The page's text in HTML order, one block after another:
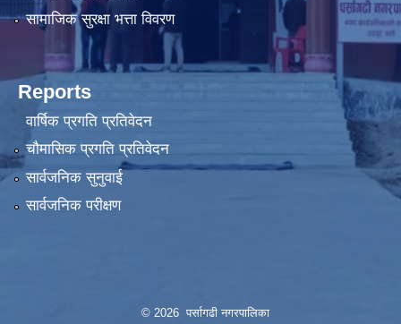
सामाजिक सुरक्षा भत्ता विवरण
Reports
वार्षिक प्रगति प्रतिवेदन
चौमासिक प्रगति प्रतिवेदन
सार्वजनिक सुनुवाई
सार्वजनिक परीक्षण
© 2026 पर्सागढी नगरपालिका